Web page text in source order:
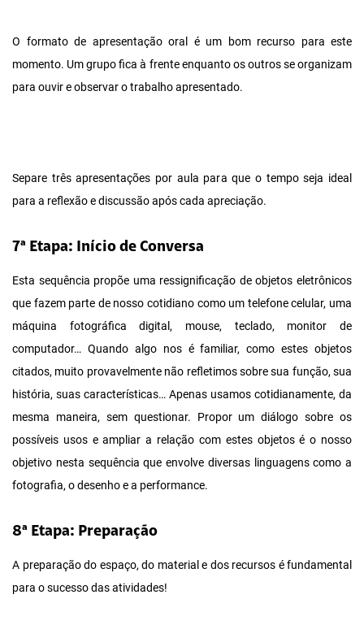
O formato de apresentação oral é um bom recurso para este
momento. Um grupo fica à frente enquanto os outros se organizam
para ouvir e observar o trabalho apresentado.
Separe três apresentações por aula para que o tempo seja ideal
para a reflexão e discussão após cada apreciação.
7ª Etapa: Início de Conversa
Esta sequência propõe uma ressignificação de objetos eletrônicos
que fazem parte de nosso cotidiano como um telefone celular, uma
máquina fotográfica digital, mouse, teclado, monitor de
computador… Quando algo nos é familiar, como estes objetos
citados, muito provavelmente não refletimos sobre sua função, sua
história, suas características… Apenas usamos cotidianamente, da
mesma maneira, sem questionar. Propor um diálogo sobre os
possíveis usos e ampliar a relação com estes objetos é o nosso
objetivo nesta sequência que envolve diversas linguagens como a
fotografia, o desenho e a performance.
8ª Etapa: Preparação
A preparação do espaço, do material e dos recursos é fundamental
para o sucesso das atividades!